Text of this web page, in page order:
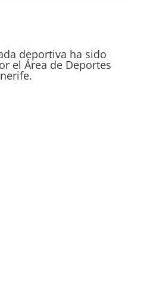
deportiva ha sido
el Área de Deportes